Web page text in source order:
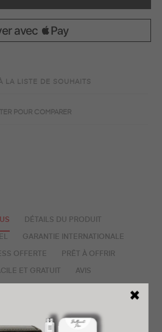
LA LISTE DE SOUHAITS
POUR COMPARER
DÉTAILS DU PRODUIT
GARANTIE INTERNATIONALE
OFFERTE PRÊT À OFFRIR
ET GRATUIT AVIS
l’essence des montres au
fusionne parfaitement avec